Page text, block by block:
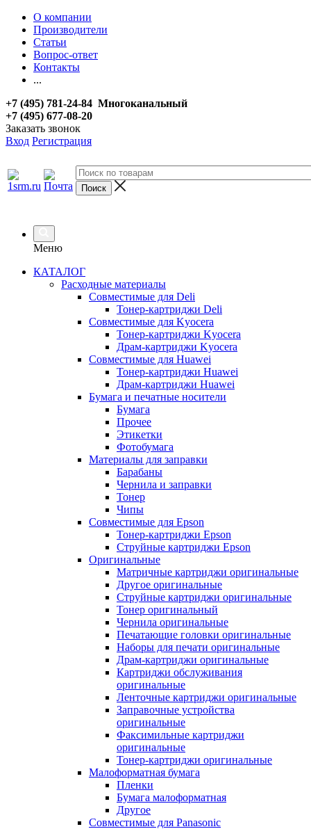
О компании
Производители
Статьи
Вопрос-ответ
Контакты
...
+7 (495) 781-24-84 Многоканальный
+7 (495) 677-08-20
Заказать звонок
Вход Регистрация
Меню
КАТАЛОГ
Расходные материалы
Совместимые для Deli
Тонер-картриджи Deli
Совместимые для Kyocera
Тонер-картриджи Kyocera
Драм-картриджи Kyocera
Совместимые для Huawei
Тонер-картриджи Huawei
Драм-картриджи Huawei
Бумага и печатные носители
Бумага
Прочее
Этикетки
Фотобумага
Материалы для заправки
Барабаны
Чернила и заправки
Тонер
Чипы
Совместимые для Epson
Тонер-картриджи Epson
Струйные картриджи Epson
Оригинальные
Матричные картриджи оригинальные
Другое оригинальные
Струйные картриджи оригинальные
Тонер оригинальный
Чернила оригинальные
Печатающие головки оригинальные
Наборы для печати оригинальные
Драм-картриджи оригинальные
Картриджи обслуживания
оригинальные
Ленточные картриджи оригинальные
Заправочные устройства
оригинальные
Факсимильные картриджи
оригинальные
Тонер-картриджи оригинальные
Малоформатная бумага
Пленки
Бумага малоформатная
Другое
Совместимые для Panasonic